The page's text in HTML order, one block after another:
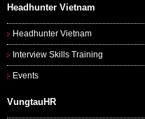
Headhunter Vietnam
Headhunter Vietnam
Interview Skills Training
Events
VungtauHR